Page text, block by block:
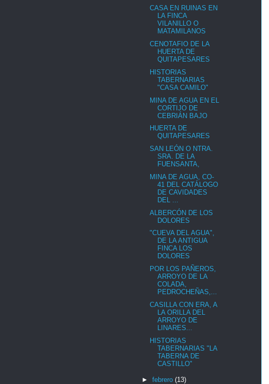
CASA EN RUINAS EN
LA FINCA
VILANILLO O
MATAMILANOS
CENOTAFIO DE LA
HUERTA DE
QUITAPESARES
HISTORIAS
TABERNARIAS
"CASA CAMILO"
MINA DE AGUA EN EL
CORTIJO DE
CEBRIÁN BAJO
HUERTA DE
QUITAPESARES
SAN LEÓN O NTRA.
SRA. DE LA
FUENSANTA,
MINA DE AGUA, CO-
41 DEL CATÁLOGO
DE CAVIDADES
DEL ...
ALBERCÓN DE LOS
DOLORES
"CUEVA DEL AGUA",
DE LA ANTIGUA
FINCA LOS
DOLORES
POR LOS PAÑEROS,
ARROYO DE LA
COLADA,
PEDROCHEÑAS,...
CASILLA CON ERA, A
LA ORILLA DEL
ARROYO DE
LINARES...
HISTORIAS
TABERNARIAS "LA
TABERNA DE
CASTILLO"
► febrero (13)